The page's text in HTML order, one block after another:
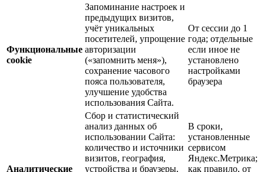
Функциональные
cookie
Запоминание настроек и
предыдущих визитов,
учёт уникальных
посетителей, упрощение
авторизации
(«запомнить меня»),
сохранение часового
пояса пользователя,
улучшение удобства
использования Сайта.
От сессии до 1
года; отдельные
если иное не
установлено
настройками
браузера
Аналитические
Сбор и статистический
анализ данных об
использовании Сайта:
количество и источники
визитов, география,
устройства и браузеры,
В сроки,
установленные
сервисом
Яндекс.Метрика;
как правило, от